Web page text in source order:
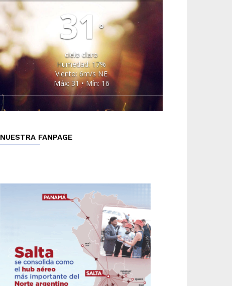
31°
cielo claro
Humedad: 17%
Viento: 6m/s NE
Máx: 31 • Mín: 16
NUESTRA FANPAGE